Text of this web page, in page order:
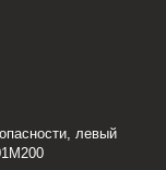
левый